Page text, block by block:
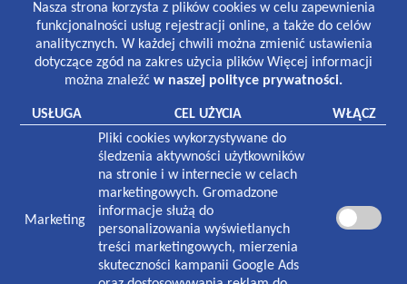
Lekarze i gabinety stomatologiczne:
8:30-19:00 poniedziałek-piątek
8:30-13:00 sobota
Laboratorium:
7:00-16:00 poniedziałek-piątek
8:30-12:30 sobota
Pracownia rentgenowska:
8:00-18:30 poniedziałek-piątek
8:30-13:00 sobota
NASZA PLACÓWKA
Plac Zwycięstwa 1
70-233 Szczecin
Nasza strona korzysta z plików cookies w celu zapewnienia
funkcjonalności usług rejestracji online, a także do celów
analitycznych. W każdej chwili można zmienić ustawienia
dotyczące zgód na zakres użycia plików Więcej informacji
można znaleźć w naszej polityce prywatności.
USŁUGA CEL UŻYCIA WŁĄCZ
Marketing
Pliki cookies wykorzystywane do
śledzenia aktywności użytkowników
na stronie i w internecie w celach
marketingowych. Gromadzone
informacje służą do
personalizowania wyświetlanych
treści marketingowych, mierzenia
skuteczności kampanii Google Ads